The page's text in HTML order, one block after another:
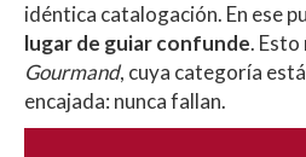
idéntica catalogación. En ese
lugar de guiar confunde. Esto
Gourmand, cuya categoría
encajada: nunca fallan.